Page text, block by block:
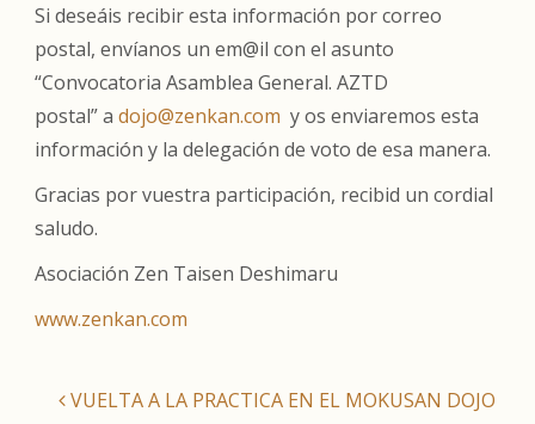
Si deseáis recibir esta información por correo
postal, envíanos un em@il con el asunto
“Convocatoria Asamblea General. AZTD
postal” a dojo@zenkan.com y os enviaremos esta
información y la delegación de voto de esa manera.
Gracias por vuestra participación, recibid un cordial
saludo.
Asociación Zen Taisen Deshimaru
www.zenkan.com
VUELTA A LA PRACTICA EN EL MOKUSAN DOJO